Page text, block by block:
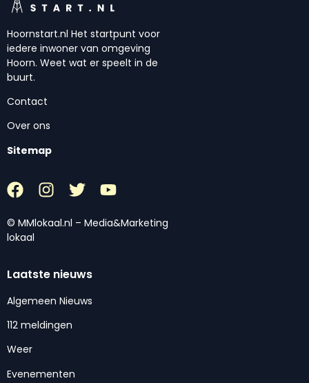
Hoornstart.nl Het startpunt voor
iedere inwoner van omgeving
Hoorn. Weet wat er speelt in de
buurt.
Contact
Over ons
Sitemap
© MMlokaal.nl – Media&Marketing
lokaal
Laatste nieuws
Algemeen Nieuws
112 meldingen
Weer
Evenementen